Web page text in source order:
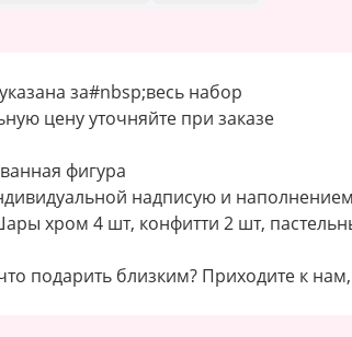
за#nbsp;весь набор
цену уточняйте при заказе
фигура
надписую и
хром 4 шт, конфитти 2 шт,
подарить близким? Приходите к